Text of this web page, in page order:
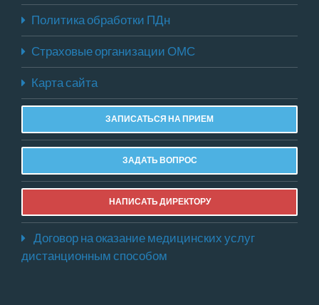
Политика обработки ПДн
Страховые организации ОМС
Карта сайта
ЗАПИСАТЬСЯ НА ПРИЕМ
ЗАДАТЬ ВОПРОС
НАПИСАТЬ ДИРЕКТОРУ
Договор на оказание медицинских услуг
дистанционным способом